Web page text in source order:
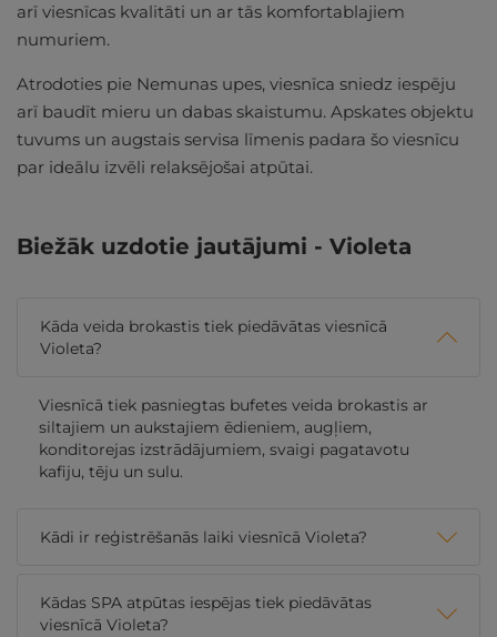
arī viesnīcas kvalitāti un ar tās komfortablajiem
numuriem.
Atrodoties pie Nemunas upes, viesnīca sniedz iespēju
arī baudīt mieru un dabas skaistumu. Apskates objektu
tuvums un augstais servisa līmenis padara šo viesnīcu
par ideālu izvēli relaksējošai atpūtai.
Biežāk uzdotie jautājumi - Violeta
Kāda veida brokastis tiek piedāvātas viesnīcā
Violeta?
Viesnīcā tiek pasniegtas bufetes veida brokastis ar
siltajiem un aukstajiem ēdieniem, augļiem,
konditorejas izstrādājumiem, svaigi pagatavotu
kafiju, tēju un sulu.
Kādi ir reģistrēšanās laiki viesnīcā Violeta?
Kādas SPA atpūtas iespējas tiek piedāvātas
viesnīcā Violeta?